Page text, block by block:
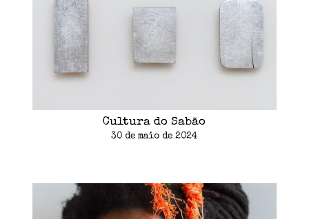
Cultura do Sabão
30 de maio de 2024